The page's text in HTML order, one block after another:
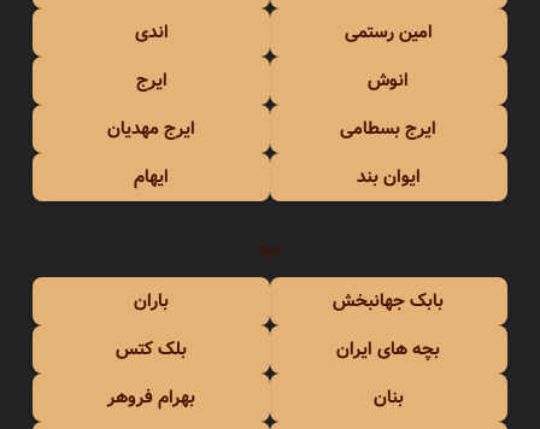
امین رستمی
اندی
انوش
ایرج
ایرج بسطامی
ایرج مهدیان
ایوان بند
ایهام
ب
بابک جهانبخش
باران
بچه های ایران
بلک کتس
بنان
بهرام فروهر